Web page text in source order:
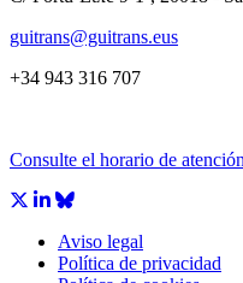
guitrans@guitrans.eus
+34 943 316 707
Consulte el horario de
Aviso legal
Política de privacidad